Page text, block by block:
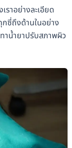
าอย่างละเอียด
ซี่ถึงด้านในอย่าง
าน้ำยาปรับสภาพผิว